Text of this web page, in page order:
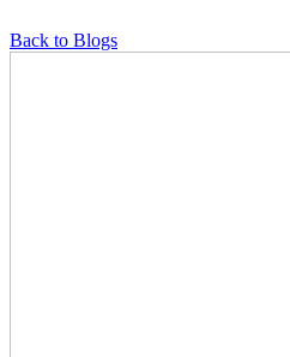
Back to Blogs